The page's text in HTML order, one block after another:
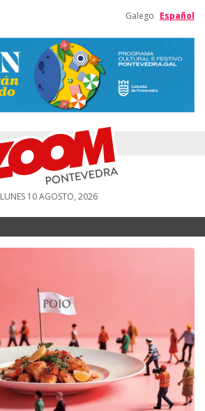
Galego Español
LUNES 10 AGOSTO, 2026